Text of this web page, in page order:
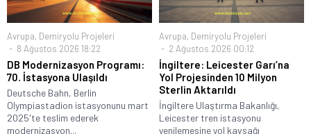
Avrupa, Demiryolu Projeleri
8 Ağustos 2026 18:22
DB Modernizasyon Programı:
70. İstasyona Ulaşıldı
Deutsche Bahn, Berlin
Olympiastadion istasyonunu mart
2025'te teslim ederek
modernizasyon...
Avrupa, Demiryolu Projeleri
2 Ağustos 2026 00:12
İngiltere: Leicester Garı’na
Yol Projesinden 10 Milyon
Sterlin Aktarıldı
İngiltere Ulaştırma Bakanlığı,
Leicester tren istasyonu
yenilemesine yol kavşağı